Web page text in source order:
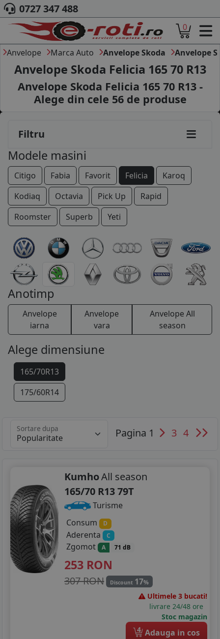
ACASA
DESPRE NOI
ANVELOPE
AUTO
CAMION
MOTO
MARCA AUTO
BLOG
B2B - COLABORARE COMPANII
CONT
CONTACT
0727 347 488
0
Anvelope Marca Auto Anvelope Skoda Anvelope
Anvelope Skoda Felicia 165 70 R13
Anvelope Skoda Felicia 165 70 R13 -
Alege din cele 56de produse
Filtru
Modele masini
Citigo Fabia Favorit Felicia
Karoq
Kodiaq
Octavia Pick Up
Rapid
Roomster
Superb Yeti
Anotimp
Anvelope
iarna
Anvelope
vara
Anvelope All
season
Alege dimensiune
165/70R13
175/60R14
Sortare dupa Pagina 1 3 4
KumhoAll season
165/70 R13 79T
Turisme
Consum
D
Aderenta C
Zgomot A 71 dB
253 RON
307 RON Discount 17%
Ultimele 3 bucati!
livrare 24/48 ore
Stoc magazin
4 Adauga in cos